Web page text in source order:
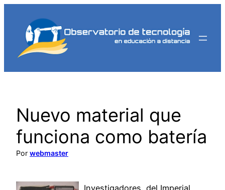
contenido
Nuevo material que
funciona como batería
Por webmaster
Investigadores, del Imperial